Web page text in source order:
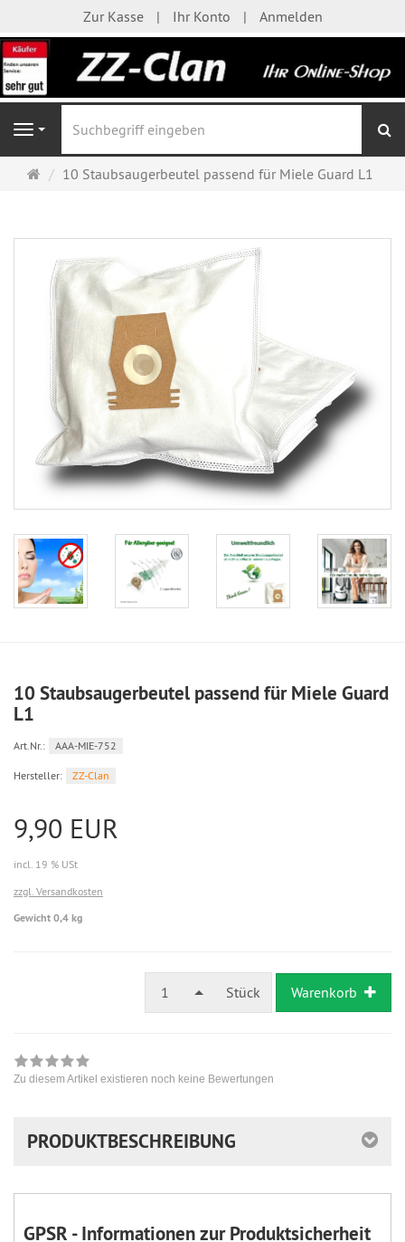
Zur Kasse Ihr Konto Anmelden
Navigation
Startseite
10 Staubsaugerbeutel passend für Miele Guard L1
10 Staubsaugerbeutel passend für Miele Guard
L1
Art.Nr.: AAA-MIE-752
Hersteller: ZZ-Clan
9,90 EUR
incl. 19 % USt
zzgl. Versandkosten
Gewicht 0,4 kg
1 Stück Warenkorb
Zu diesem Artikel existieren noch keine Bewertungen
PRODUKTBESCHREIBUNG
GPSR - Informationen zur Produktsicherheit